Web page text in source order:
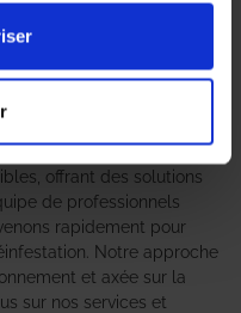
piqûres douloureuses et
de faire appel à un
et frelons asiatiques
un leader dans le
offrant des solutions
de professionnels
rapidement pour
Notre approche
et axée sur la
sur nos services et